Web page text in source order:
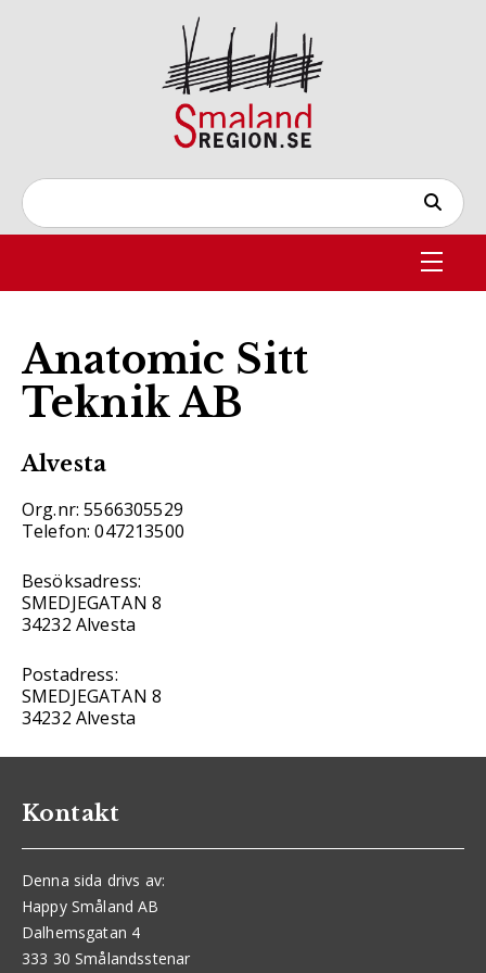
Anatomic Sitt
Teknik AB
Alvesta
Org.nr: 5566305529
Telefon: 047213500
Besöksadress:
SMEDJEGATAN 8
34232 Alvesta
Postadress:
SMEDJEGATAN 8
34232 Alvesta
Kontakt
Denna sida drivs av:
Happy Småland AB
Dalhemsgatan 4
333 30 Smålandsstenar